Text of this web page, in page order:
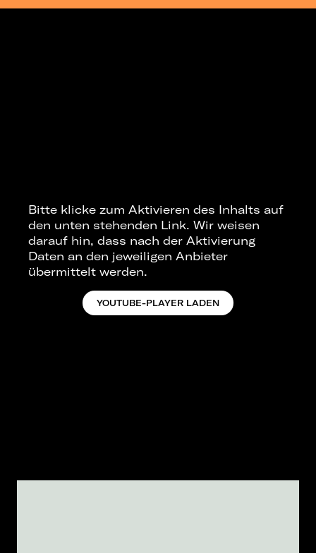
Bitte klicke zum Aktivieren des Inhalts auf
den unten stehenden Link. Wir weisen
darauf hin, dass nach der Aktivierung
Daten an den jeweiligen Anbieter
übermittelt werden.
YOUTUBE-PLAYER LADEN